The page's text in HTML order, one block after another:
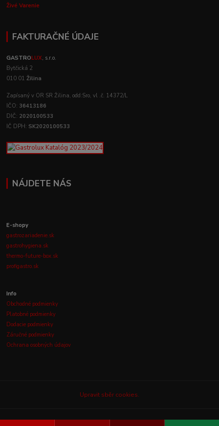
Živé Varenie
FAKTURAČNÉ ÚDAJE
GASTROLUX, s.r.o.
Bytčická 2
010 01Žilina
Zapísaný v OR SR Žilina, odd:Sro, vl .č. 14372/L
IČO: 36413186
DIČ: 2020100533
IČ DPH: SK2020100533
NÁJDETE NÁS
E-shopy
gastrozariadenie.sk
gastrohygiena.sk
thermo-future-box.sk
profigastro.sk
Info
Obchodné podmienky
Platobné podmienky
Dodacie podmienky
Záručné podmienky
Ochrana osobných údajov
Upravit sběr cookies.
© 2003-2026GASTROLUX, s.r.o.Všetky práva vyhradené.